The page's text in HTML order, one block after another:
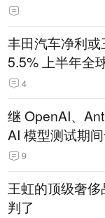
丰田汽车净利
5.5% 上半年全
14.3万辆
4
继 OpenAI、
AI 模型测试期
9
王虹的顶级奢
判了